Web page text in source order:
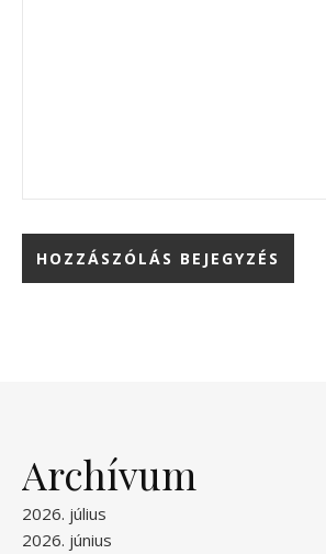
Archívum
2026. július
2026. június